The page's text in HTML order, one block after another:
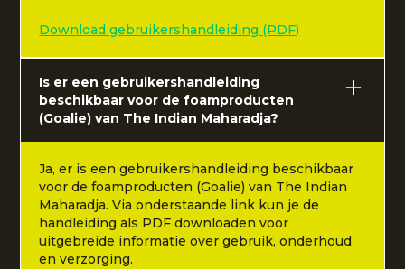
Download gebruikershandleiding (PDF)
Is er een gebruikershandleiding
beschikbaar voor de foamproducten
(Goalie) van The Indian Maharadja?
Ja, er is een gebruikershandleiding beschikbaar
voor de foamproducten (Goalie) van The Indian
Maharadja. Via onderstaande link kun je de
handleiding als PDF downloaden voor
uitgebreide informatie over gebruik, onderhoud
en verzorging.